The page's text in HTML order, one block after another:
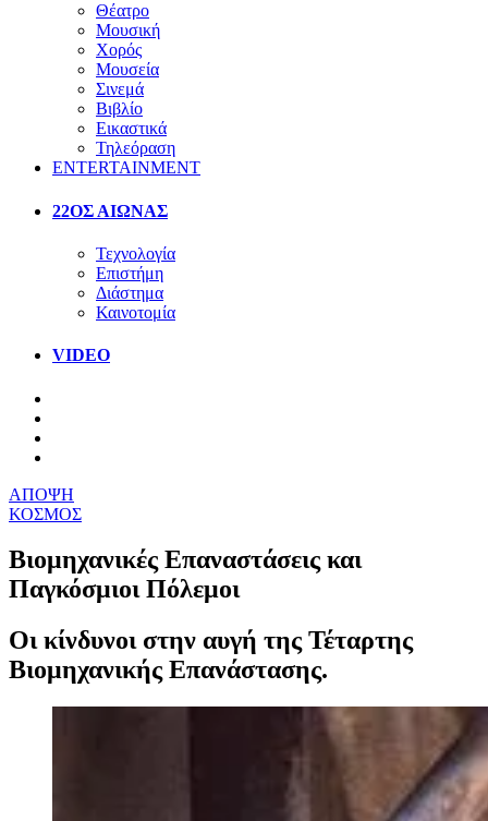
Θέατρο
Μουσική
Χορός
Μουσεία
Σινεμά
Βιβλίο
Εικαστικά
Τηλεόραση
ENTERTAINMENT
22ΟΣ ΑΙΩΝΑΣ
Τεχνολογία
Επιστήμη
Διάστημα
Καινοτομία
VIDEO
ΑΠΟΨΗ
ΚΟΣΜΟΣ
Βιομηχανικές Επαναστάσεις και
Παγκόσμιοι Πόλεμοι
Οι κίνδυνοι στην αυγή της Τέταρτης
Βιομηχανικής Επανάστασης.